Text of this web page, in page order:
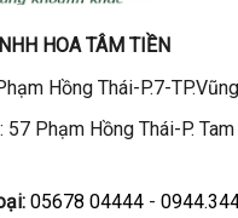
HOA TÂM TIỀN
Hồng Thái-P.7-
: 57 Phạm Hồng Thái-P.
05678 04444-